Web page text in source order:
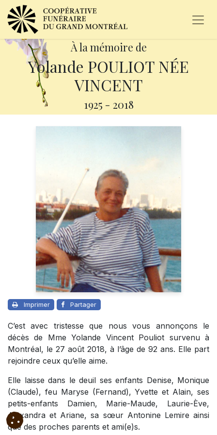
À la mémoire de
Yolande POULIOT NÉE
VINCENT
1925 - 2018
Imprimer Partager
C’est avec tristesse que nous vous annonçons le
décès de Mme Yolande Vincent Pouliot survenu à
Montréal, le 27 août 2018, à l’âge de 92 ans. Elle part
rejoindre ceux qu’elle aime.
Elle laisse dans le deuil ses enfants Denise, Monique
(Claude), feu Maryse (Fernand), Yvette et Alain, ses
petits-enfants Damien, Marie-Maude, Laurie-Ève,
Alexandra et Ariane, sa sœur Antonine Lemire ainsi
que des proches parents et ami(e)s.